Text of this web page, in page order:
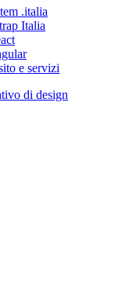
.italia
Italia
e servizi
di design